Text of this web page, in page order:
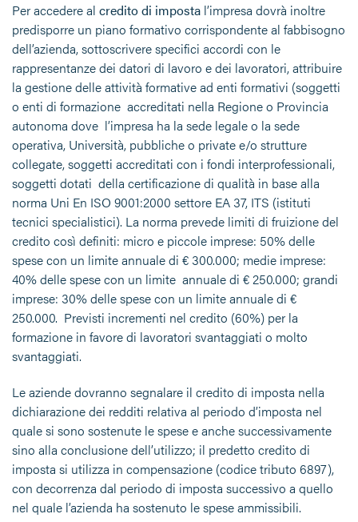
Per accedere al credito di imposta l’impresa dovrà inoltre
predisporre un piano formativo corrispondente al fabbisogno
dell’azienda, sottoscrivere specifici accordi con le
rappresentanze dei datori di lavoro e dei lavoratori, attribuire
la gestione delle attività formative ad enti formativi (soggetti
o enti di formazione accreditati nella Regione o Provincia
autonoma dove l’impresa ha la sede legale o la sede
operativa, Università, pubbliche o private e/o strutture
collegate, soggetti accreditati con i fondi interprofessionali,
soggetti dotati della certificazione di qualità in base alla
norma Uni En ISO 9001:2000 settore EA 37, ITS (istituti
tecnici specialistici). La norma prevede limiti di fruizione del
credito così definiti: micro e piccole imprese: 50% delle
spese con un limite annuale di € 300.000; medie imprese:
40% delle spese con un limite annuale di € 250.000; grandi
imprese: 30% delle spese con un limite annuale di €
250.000. Previsti incrementi nel credito (60%) per la
formazione in favore di lavoratori svantaggiati o molto
svantaggiati.
Le aziende dovranno segnalare il credito di imposta nella
dichiarazione dei redditi relativa al periodo d’imposta nel
quale si sono sostenute le spese e anche successivamente
sino alla conclusione dell’utilizzo; il predetto credito di
imposta si utilizza in compensazione (codice tributo 6897),
con decorrenza dal periodo di imposta successivo a quello
nel quale l’azienda ha sostenuto le spese ammissibili.